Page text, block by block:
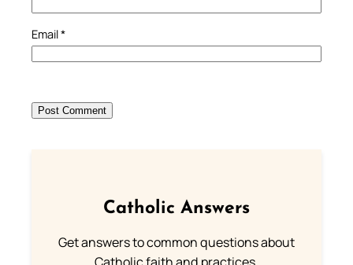
Email*
Catholic Answers
Get answers to common questions about